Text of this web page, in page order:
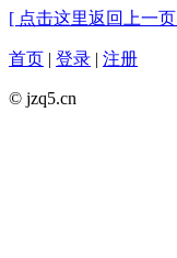
[ 点击这里返回上一
首页 | 登录 | 注册
© jzq5.cn